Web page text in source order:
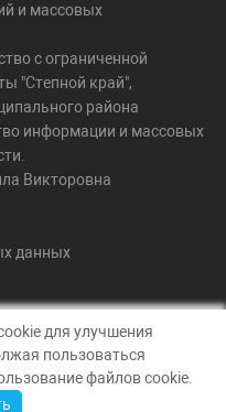
и массовых
с ограниченной
"Степной край",
района
информации и массовых
Викторовна
данных
для улучшения
пользоваться
файлов cookie.